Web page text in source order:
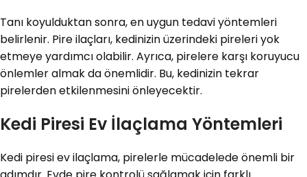
Tanı koyulduktan sonra, en uygun tedavi yöntemleri
belirlenir. Pire ilaçları, kedinizin üzerindeki pireleri yok
etmeye yardımcı olabilir. Ayrıca, pirelere karşı koruyucu
önlemler almak da önemlidir. Bu, kedinizin tekrar
pirelerden etkilenmesini önleyecektir.
Kedi Piresi Ev İlaçlama Yöntemleri
Kedi piresi ev ilaçlama, pirelerle mücadelede önemli bir